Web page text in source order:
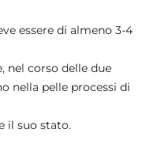
essere di almeno 3-4
nel corso delle due
nella pelle processi di
il suo stato.